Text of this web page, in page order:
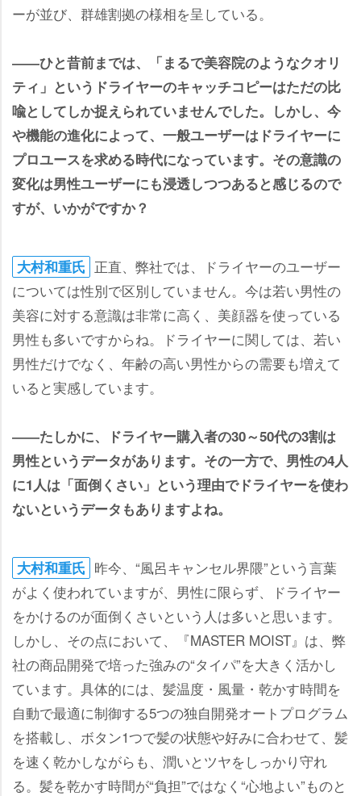
ーが並び、群雄割拠の様相を呈している。
――ひと昔前までは、「まるで美容院のようなクオリ
ティ」というドライヤーのキャッチコピーはただの比
喩としてしか捉えられていませんでした。しかし、今
機能の進化によって、一般ユーザーはドライヤーに
プロユースを求める時代になっています。その意識の
変化は男性ユーザーにも浸透しつつあると感じるので
すが、いかがですか？
大村和重氏 正直、弊社では、ドライヤーのユーザー
については性別で区別していません。今は若い男性の
美容に対する意識は非常に高く、美顔器を使っている
男性も多いですからね。ドライヤーに関しては、若い
男性だけでなく、年齢の高い男性からの需要も増えて
いると実感しています。
――たしかに、ドライヤー購入者の30～50代の3割は
男性というデータがあります。その一方で、男性の4人
に1人は「面倒くさい」という理由でドライヤーを使わ
ないというデータもありますよね。
大村和重氏 昨今、“風呂キャンセル界隈”という言葉
がよく使われていますが、男性に限らず、ドライヤー
をかけるのが面倒くさいという人は多いと思います。
しかし、その点において、『MASTER MOIST』は、弊
社の商品開発で培った強みの“タイパ”を大きく活かし
ています。具体的には、髪温度・風量・乾かす時間を
自動で最適に制御する5つの独自開発オートプログラム
を搭載し、ボタン1つで髪の状態や好みに合わせて、髪
を速く乾かしながらも、潤いとツヤをしっかり守れ
る。髪を乾かす時間が“負担”ではなく“心地よい”ものと